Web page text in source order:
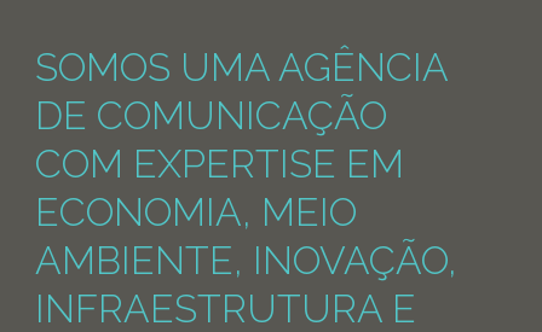
SOMOS UMA AGÊNCIA
DE COMUNICAÇÃO
COM EXPERTISE EM
ECONOMIA, MEIO
AMBIENTE, INOVAÇÃO,
INFRAESTRUTURA E